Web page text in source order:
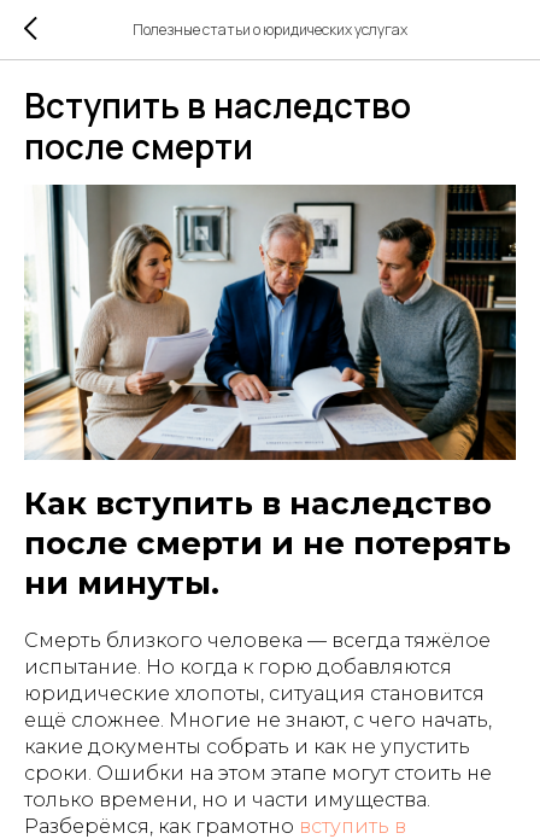
Полезные статьи о юридических услугах
Вступить в наследство
после смерти
Как вступить в наследство
после смерти и не потерять
ни минуты.
Смерть близкого человека — всегда тяжёлое
испытание. Но когда к горю добавляются
юридические хлопоты, ситуация становится
ещё сложнее. Многие не знают, с чего начать,
какие документы собрать и как не упустить
сроки. Ошибки на этом этапе могут стоить не
только времени, но и части имущества.
Разберёмся, как грамотно вступить в